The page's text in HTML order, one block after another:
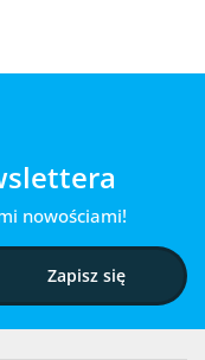
nowościami!